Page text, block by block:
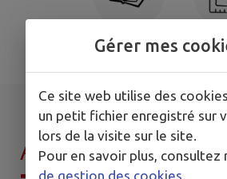
Établissements
AGENDA DE
Gérer mes
Ce site web utilise des
un petit fichier enregistré sur
lors de la visite sur le site.
Pour en savoir plus, consultez
de gestion des cookies.